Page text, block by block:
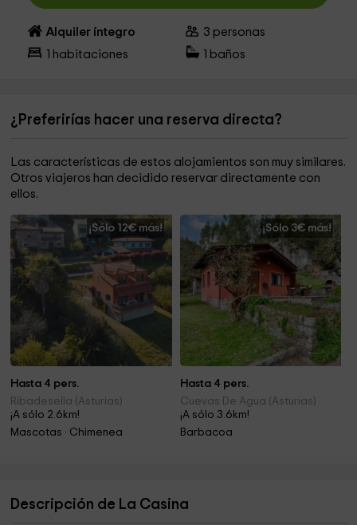
Alquiler íntegro 3 personas
habitaciones baños
¿Preferirías hacer una reserva directa?
Las características de estos alojamientos son muy similares.
Otros viajeros han decidido reservar directamente con
ellos.
¡Sólo 12€ más!
Hasta 4 pers.
Ribadesella (Asturias)
¡A sólo 2.6km!
Mascotas · Chimenea
¡Sólo 3€ más!
Hasta 4 pers.
Cuevas De Agua (Asturias)
¡A sólo 3.6km!
Barbacoa
Descripción de La Casina